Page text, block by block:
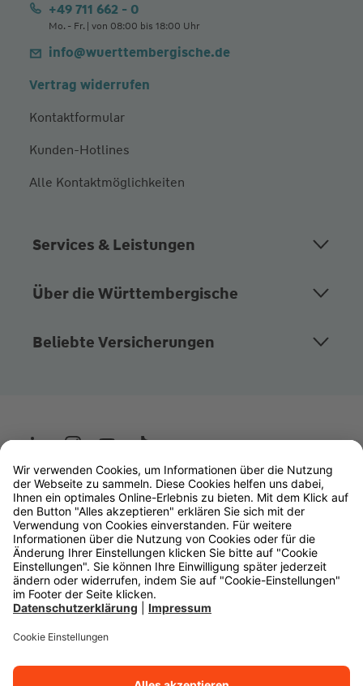
+49 711 662 - 0
Mo. - Fr. | von 08:00 bis 18:00 Uhr
info@wuerttembergische.de
Vertrag widerrufen
Kontaktformular
Kunden-Hotlines
Alle Kontaktmöglichkeiten
Services & Leistungen
Über die Württembergische
Beliebte Versicherungen
Wüstenrot
W&W Gruppe
OLB Bank
Makler
Impressum
Datenschutz
Rechtliche Hinweise
Cookie-Einstellungen